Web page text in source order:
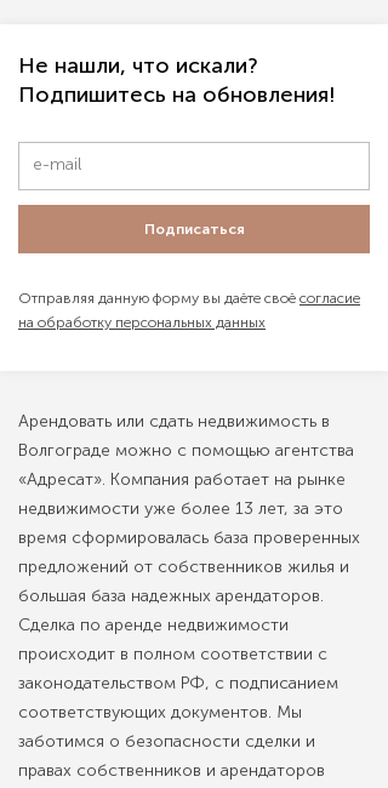
Не нашли, что искали?
Подпишитесь на обновления!
Подписаться
Отправляя данную форму вы даёте своё согласие
на обработку персональных данных
Арендовать или сдать недвижимость в
Волгограде можно с помощью агентства
«Адресат». Компания работает на рынке
недвижимости уже более 13 лет, за это
время сформировалась база проверенных
предложений от собственников жилья и
большая база надежных арендаторов.
Сделка по аренде недвижимости
происходит в полном соответствии с
законодательством РФ, с подписанием
соответствующих документов. Мы
заботимся о безопасности сделки и
правах собственников и арендаторов